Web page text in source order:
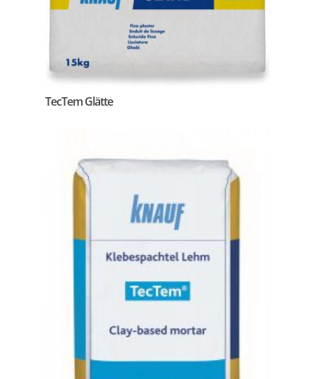
TecTem Glätte